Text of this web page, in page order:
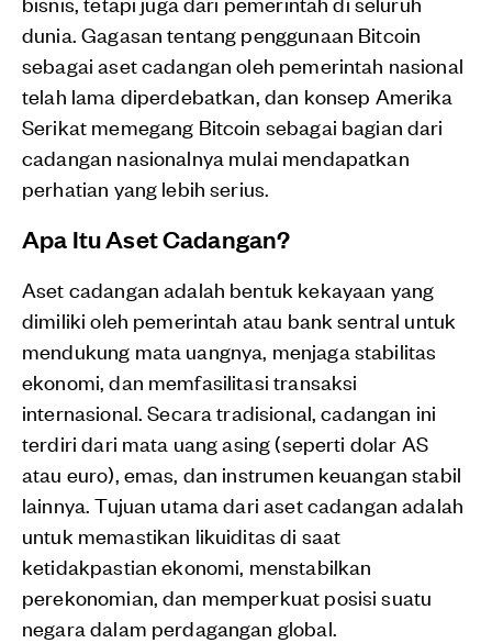
dunia. Gagasan tentang penggunaan Bitcoin
sebagai aset cadangan oleh pemerintah nasional
telah lama diperdebatkan, dan konsep Amerika
Serikat memegang Bitcoin sebagai bagian dari
cadangan nasionalnya mulai mendapatkan
perhatian yang lebih serius.
Apa Itu Aset Cadangan?
Aset cadangan adalah bentuk kekayaan yang
dimiliki oleh pemerintah atau bank sentral untuk
mendukung mata uangnya, menjaga stabilitas
ekonomi, dan memfasilitasi transaksi
internasional. Secara tradisional, cadangan ini
terdiri dari mata uang asing (seperti dolar AS
atau euro), emas, dan instrumen keuangan stabil
lainnya. Tujuan utama dari aset cadangan adalah
untuk memastikan likuiditas di saat
ketidakpastian ekonomi, menstabilkan
perekonomian, dan memperkuat posisi suatu
negara dalam perdagangan global.